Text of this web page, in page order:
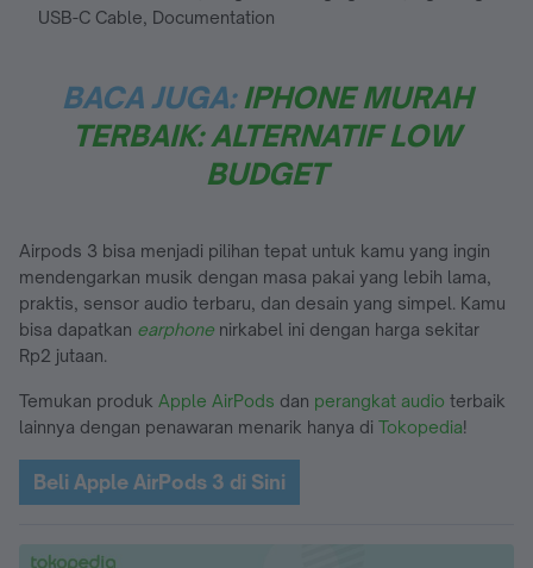
USB-C Cable, Documentation
BACA JUGA:IPHONE MURAH
TERBAIK: ALTERNATIF LOW
BUDGET
Airpods 3 bisa menjadi pilihan tepat untuk kamu yang ingin
mendengarkan musik dengan masa pakai yang lebih lama,
praktis, sensor audio terbaru, dan desain yang simpel. Kamu
bisa dapatkan earphone nirkabel ini dengan harga sekitar
Rp2 jutaan.
Temukan produk Apple AirPods dan perangkat audio terbaik
lainnya dengan penawaran menarik hanya di Tokopedia!
Beli Apple AirPods 3 di Sini